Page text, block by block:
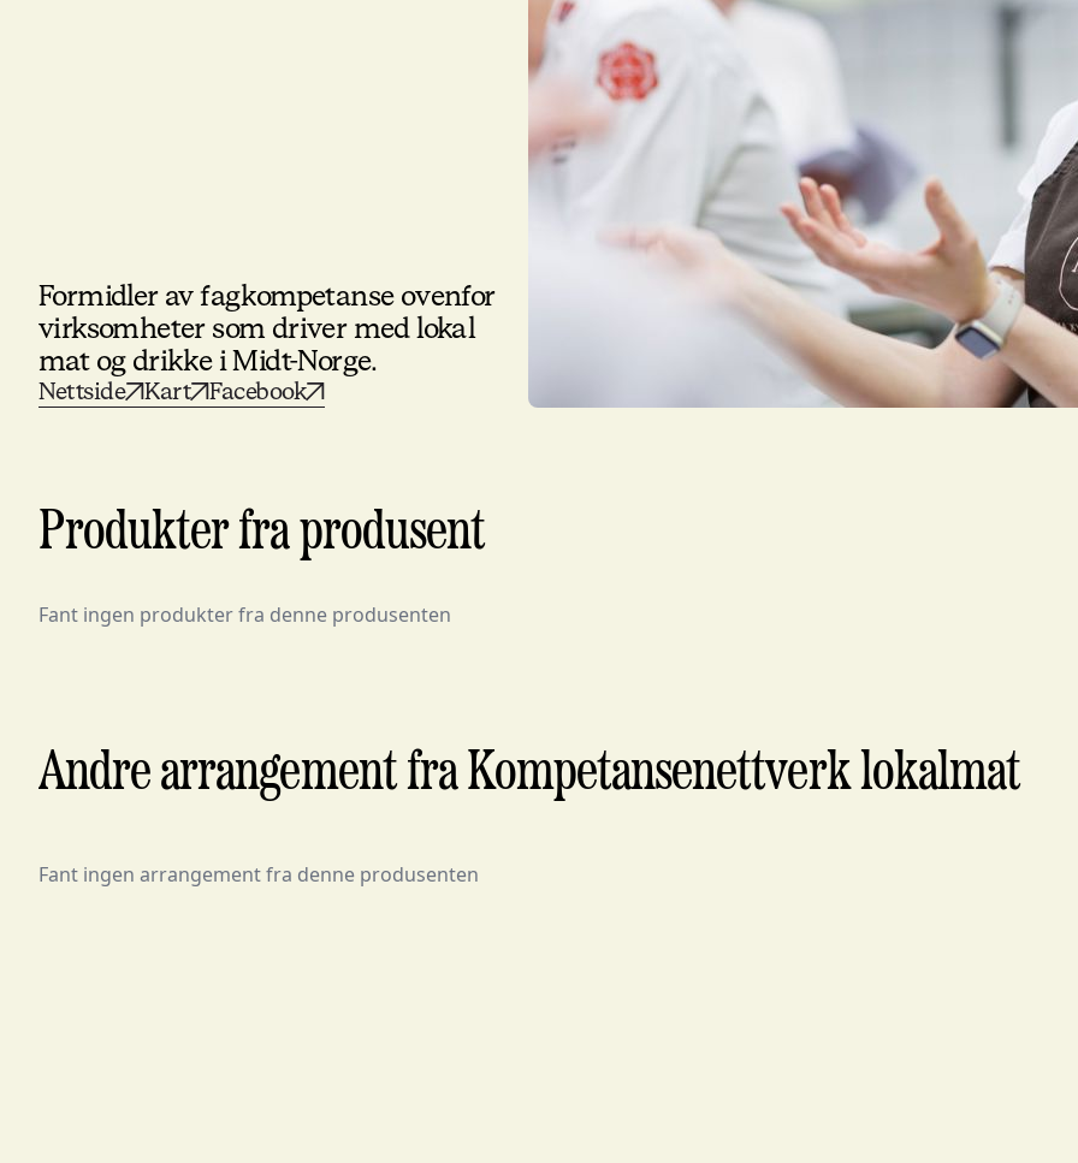
Formidler av fagkompetanse ovenfor
virksomheter som driver med lokal
mat og drikke i Midt-Norge.
Nettside Kart Facebook
Produkter fra produsent
Fant ingen produkter fra denne produsenten
Andre arrangement fra Kompetansenettverk lokalmat
Fant ingen arrangement fra denne produsenten